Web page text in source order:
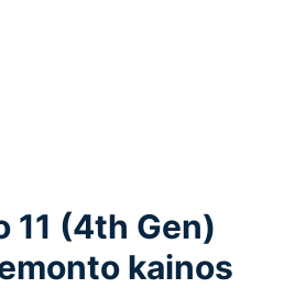
11 (4th Gen)
kainos